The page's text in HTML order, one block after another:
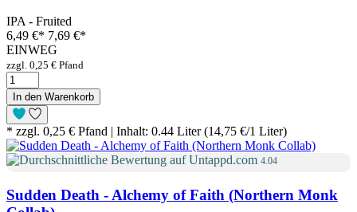
IPA - Fruited
6,49 €* 7,69 €*
EINWEG
zzgl. 0,25 € Pfand
In den Warenkorb
* zzgl. 0,25 € Pfand | Inhalt: 0.44 Liter (14,75 €/1 Liter)
4.04
Sudden Death - Alchemy of Faith (Northern Monk